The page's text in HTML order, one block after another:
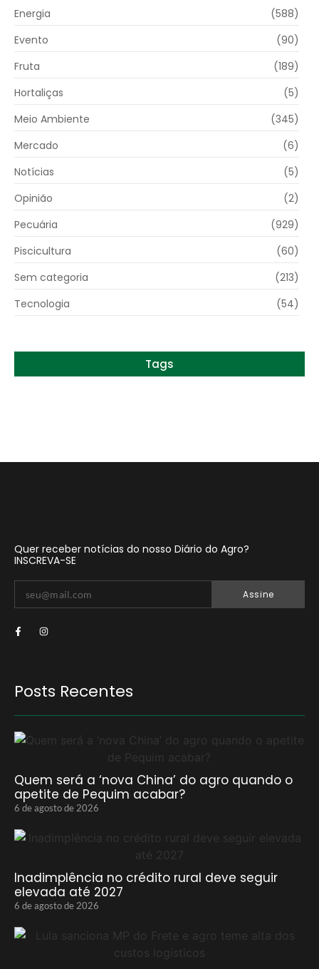
Energia
(588)
Evento
(90)
Fruta
(189)
Hortaliças
(5)
Meio Ambiente
(345)
Mercado
(6)
Notícias
(5)
Opinião
(2)
Pecuária
(929)
Piscicultura
(60)
Sem categoria
(213)
Tecnologia
(54)
Tags
Quer receber notícias do nosso Diário do Agro?
INSCREVA-SE
Assine
Posts Recentes
Quem será a ‘nova China’ do agro quando o
apetite de Pequim acabar?
6 de agosto de 2026
Inadimplência no crédito rural deve seguir
elevada até 2027
6 de agosto de 2026